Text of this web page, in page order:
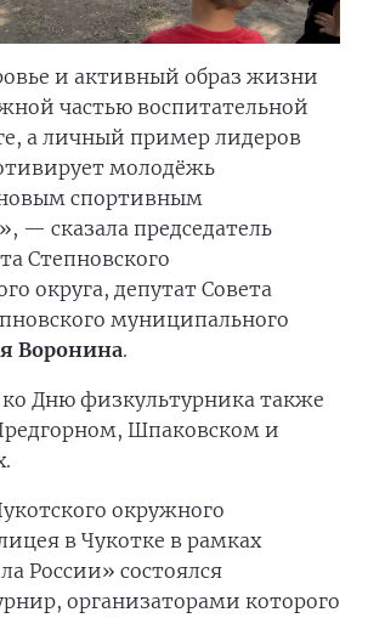
и активный образ жизни
частью воспитательной
а личный пример лидеров
молодёжь
спортивным
— сказала председатель
Степновского
округа, депутат Совета
муниципального
Воронина.
Дню физкультурника также
Шпаковском и
окружного
в Чукотке в рамках
России» состоялся
организаторами которого